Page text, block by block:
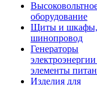
оборудование
Щиты и шкафы,
шинопровод
Генераторы
элементы
Изделия для